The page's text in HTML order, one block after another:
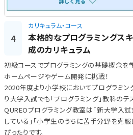
4
カリキュラム・コース
本格的なプログラミングス
成のカリキュラム
初級コースでプログラミングの基礎概念を
ホームページやゲーム開発に挑戦！
2020年度より小学校においてプログラミ
り大学入試でも「プログラミング」教科のテ
QUREOプログラミング教室は「新大学入
している」「小学生のうちに苦手分野を克
ぴったりです。